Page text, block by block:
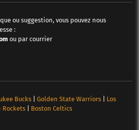
ou suggestion, vous pouvez nous
:
ou par courrier
Bucks| Golden State Warriors| Los
Rockets| Boston Celtics